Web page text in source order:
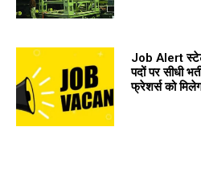
Job Alert
पदों पर सीधी
फ्रेशर्स को